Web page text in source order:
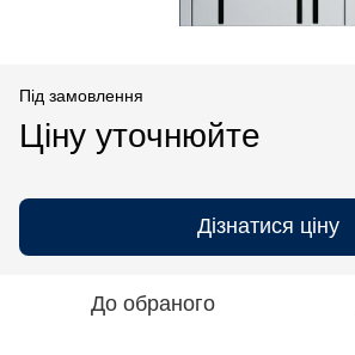
Під замовлення
Ціну уточнюйте
Дізнатися ціну
До обраного